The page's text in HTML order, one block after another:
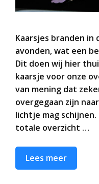
Kaarsjes branden in
avonden, wat een
Dit doen wij hier
kaarsje voor onze
van mening dat
overgegaan zijn
lichtje mag
totale overzicht …
Lees meer